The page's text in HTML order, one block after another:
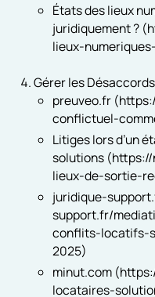
États des lieux
juridiquement ?
lieux-
Gérer les
preuveo.fr
conflictuel-
Litiges lors d’un
solutions
lieux-de-sortie-
juridique-
support.fr/
conflits-locatifs-
2025)
minut.com
locataires-